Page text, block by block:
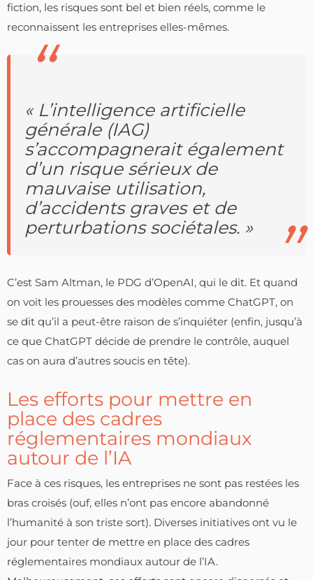
fiction, les risques sont bel et bien réels, comme le
reconnaissent les entreprises elles-mêmes.
« L’intelligence artificielle
générale (IAG)
s’accompagnerait également
d’un risque sérieux de
mauvaise utilisation,
d’accidents graves et de
perturbations sociétales. »
C’est Sam Altman, le PDG d’OpenAI, qui le dit. Et quand
on voit les prouesses des modèles comme ChatGPT, on
se dit qu’il a peut-être raison de s’inquiéter (enfin, jusqu’à
ce que ChatGPT décide de prendre le contrôle, auquel
cas on aura d’autres soucis en tête).
Les efforts pour mettre en
place des cadres
réglementaires mondiaux
autour de l’IA
Face à ces risques, les entreprises ne sont pas restées les
bras croisés (ouf, elles n’ont pas encore abandonné
l’humanité à son triste sort). Diverses initiatives ont vu le
jour pour tenter de mettre en place des cadres
réglementaires mondiaux autour de l’IA.